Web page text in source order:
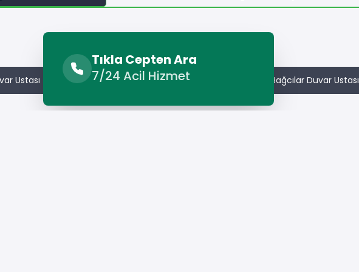
Tıkla Cepten Ara
7/24 Acil Hizmet
Ustası Ataşehir Duvar Ustası Avcılar Duvar Ustası Bağcılar Duvar Ustası